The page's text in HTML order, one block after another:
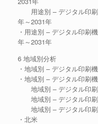
用途別 – デジタル印刷
年～2031年
・用途別 – デジタル印刷
年～2031年
6 地域別分析
・地域別 – デジタル印刷
・地域別 – デジタル印刷
地域別 – デジタル印刷
地域別 – デジタル印刷
地域別 – デジタル印刷
・北米